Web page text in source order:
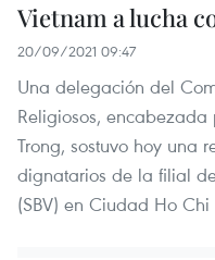
Vietnam a lucha
20/09/2021 09:47
Una delegación del
Religiosos,
Trong, sostuvo hoy una
dignatarios de la filial
(SBV) en Ciudad Ho